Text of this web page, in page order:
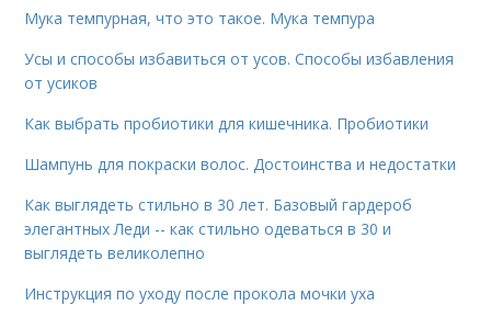
Мука темпурная, что это такое. Мука темпура
Усы и способы избавиться от усов. Способы избавления
от усиков
Как выбрать пробиотики для кишечника. Пробиотики
Шампунь для покраски волос. Достоинства и недостатки
Как выглядеть стильно в 30 лет. Базовый гардероб
элегантных Леди -- как стильно одеваться в 30 и
выглядеть великолепно
Инструкция по уходу после прокола мочки уха